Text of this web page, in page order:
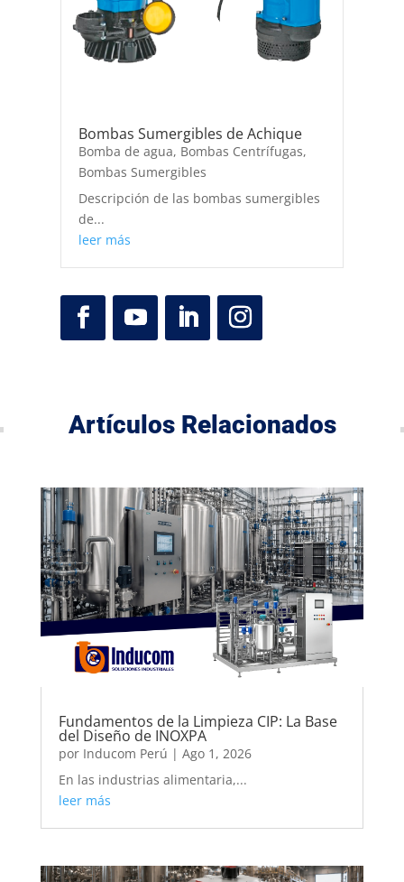
Bombas Sumergibles de Achique
Bomba de agua, Bombas Centrífugas,
Bombas Sumergibles
Descripción de las bombas sumergibles
de...
leer más
Artículos Relacionados
Fundamentos de la Limpieza CIP: La Base
del Diseño de INOXPA
por Inducom Perú | Ago 1, 2026
En las industrias alimentaria,...
leer más